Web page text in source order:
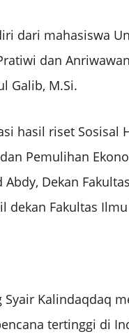
dari mahasiswa
dan Anriwawan
Galib, M.Si.
hasil riset Sosisal
Pemulihan
Dekan
dekan Fakultas
Kalindaqdaq
tertinggi di